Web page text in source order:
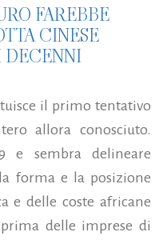
FAREBBE
CINESE
il primo tentativo
allora conosciuto.
e sembra delineare
forma e la posizione
e delle coste africane
delle imprese di